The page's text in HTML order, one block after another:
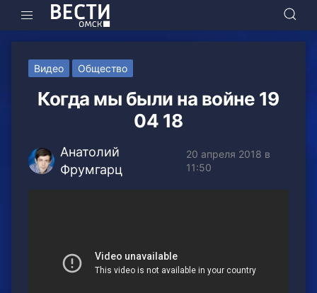
Видео Общество
Когда мы были на войне 19
04 18
Анатолий
Фрумгарц
20 апреля 2018 в
11:50